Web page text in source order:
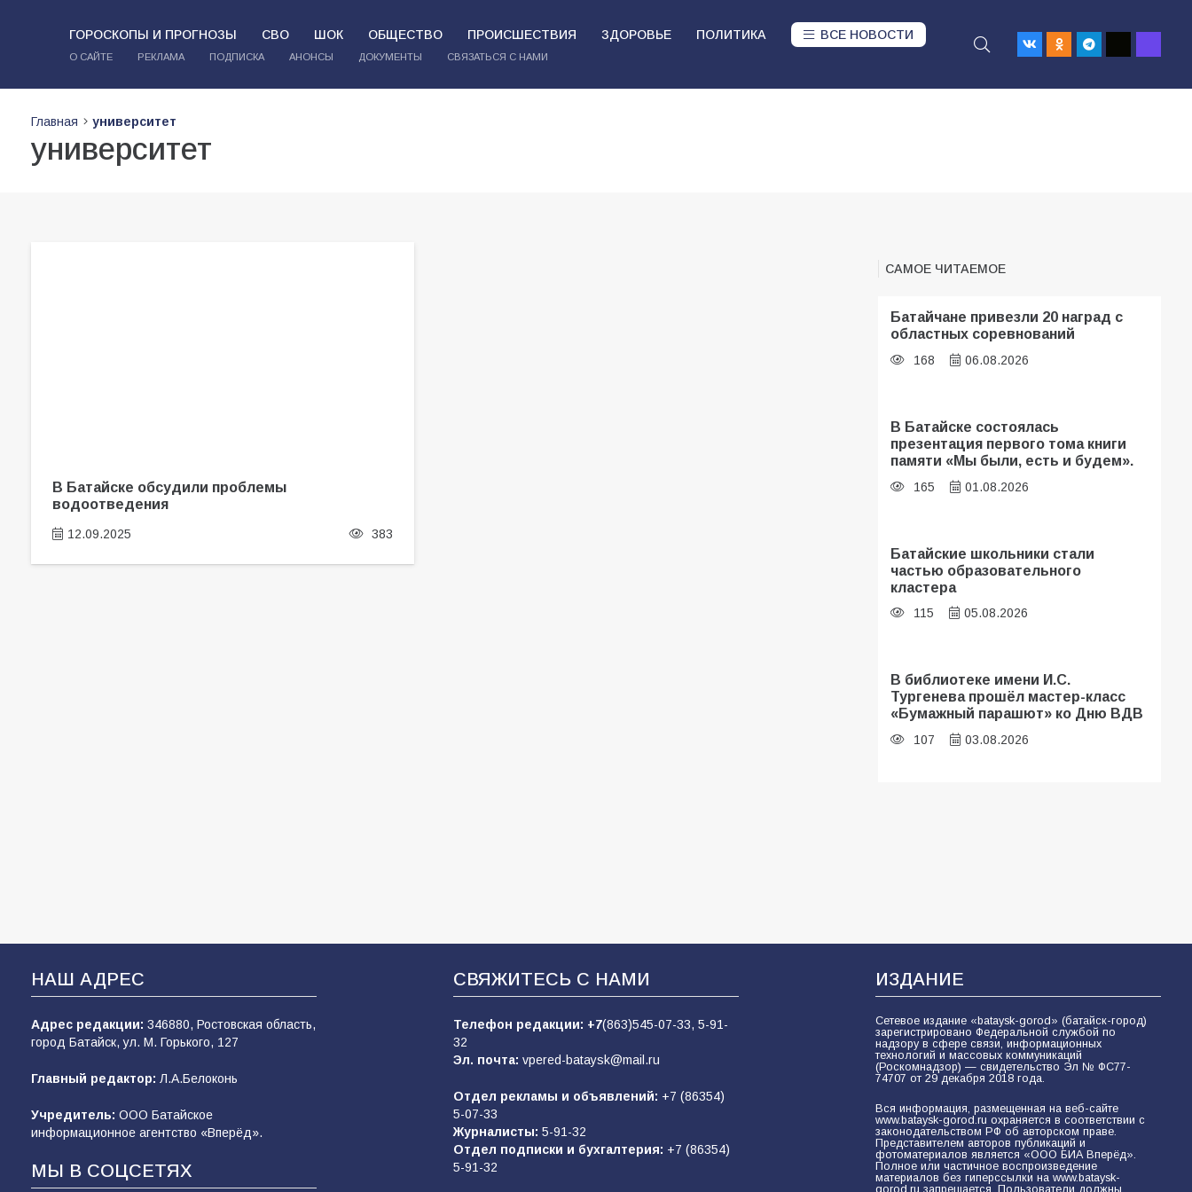
ГОРОСКОПЫ И ПРОГНОЗЫ СВО ШОК ОБЩЕСТВО ПРОИСШЕСТВИЯ ЗДОРОВЬЕ ПОЛИТИКА ВСЕ НОВОСТИ
О САЙТЕ РЕКЛАМА ПОДПИСКА АНОНСЫ ДОКУМЕНТЫ СВЯЗАТЬСЯ С НАМИ
Главная университет
университет
В Батайске обсудили проблемы
водоотведения
12.09.2025 383
САМОЕ ЧИТАЕМОЕ
Батайчане привезли 20 наград с
областных соревнований
168 06.08.2026
В Батайске состоялась
презентация первого тома книги
памяти «Мы были, есть и будем».
165 01.08.2026
Батайские школьники стали
частью образовательного
кластера
115 05.08.2026
В библиотеке имени И.С.
Тургенева прошёл мастер-класс
«Бумажный парашют» ко Дню ВДВ
107 03.08.2026
102
Будет ли мобилизация в России в
2026 году после выборов: в
Госдуме дали ответ
99 06.08.2026
В детском саду № 35 дети
освоили строительные профессии
НАШ АДРЕС
Адрес редакции: 346880, Ростовская область,
город Батайск, ул. М. Горького, 127
Главный редактор: Л.А.Белоконь
Учредитель: ООО Батайское
информационное агентство «Вперёд».
МЫ В СОЦСЕТЯХ
СВЯЖИТЕСЬ С НАМИ
Телефон редакции: +7(863)545-07-33, 5-91-
32
Эл. почта: vpered-bataysk@mail.ru
Отдел рекламы и объявлений: +7 (86354)
5-07-33
Журналисты: 5-91-32
Отдел подписки и бухгалтерия: +7 (86354)
5-91-32
ИЗДАНИЕ
Сетевое издание «bataysk-gorod» (батайск-город)
зарегистрировано Федеральной службой по
надзору в сфере связи, информационных
технологий и массовых коммуникаций
(Роскомнадзор) — свидетельство Эл № ФС77-
74707 от 29 декабря 2018 года.
Вся информация, размещенная на веб-сайте
www.bataysk-gorod.ru охраняется в соответствии с
законодательством РФ об авторском праве.
Представителем авторов публикаций и
фотоматериалов является «ООО БИА Вперёд».
Полное или частичное воспроизведение
материалов без гиперссылки на www.bataysk-
gorod.ru запрещается. Пользователи должны